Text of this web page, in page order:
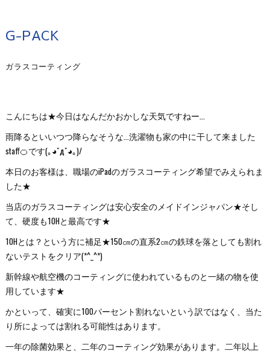
ガラスコーティング
G-PACK
こんにちは★今日はなんだかおかしな天気ですねー...
雨降るといいつつ降らなそうな...洗濯物も家の中に干して来ました
staff🍊です(｡◕ˇдˇ​◕｡)/
本日のお客様は、職場のiPadのガラスコーティング希望でみえられま
した★
当店のガラスコーティングは安心安全のメイドインジャパン★そし
て、硬度も10Hと最高です★
10Hとは？という方に補足★150㎝の直系2㎝の鉄球を落としても割れ
ないテストをクリア(*^_^*)
新幹線や航空機のコーティングに使われているものと一緒の物を使
用しています★
かといって、確実に100パーセント割れないという訳ではなく、当た
り所によっては割れる可能性はあります。
一年の除菌効果と、二年のコーティング効果があります。二年以上